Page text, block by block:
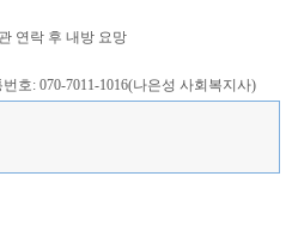
연락 후 내방 요망
번호: 070-7011-1016(나은성 사회복지사)